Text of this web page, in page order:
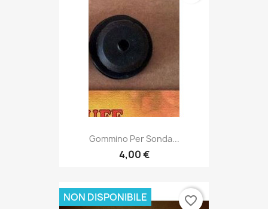
Gommino Per Sonda...
4,00 €
NON DISPONIBILE favorite_border